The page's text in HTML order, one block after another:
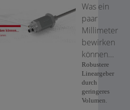
Was ein
paar
Millimeter
bewirken
können...
Robustere
Lineargeber
durch
geringeres
Volumen.